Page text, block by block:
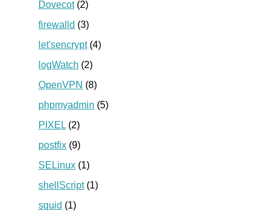
Dovecot(2)
firewalld (3)
let'sencrypt(4)
logWatch (2)
OpenVPN (8)
phpmyadmin (5)
PIXEL (2)
postfix (9)
SELinux (1)
shellScript(1)
squid (1)